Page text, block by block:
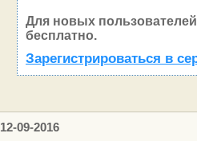
Для новых
бесплатно.
Зарегистрироваться в
12-09-2016